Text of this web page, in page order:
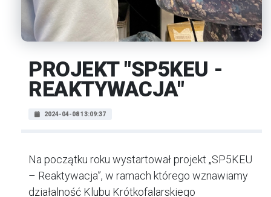
PROJEKT "SP5KEU -
REAKTYWACJA"
2024-04-08 13:09:37
Na początku roku wystartował projekt „SP5KEU
– Reaktywacja”, w ramach którego wznawiamy
działalność Klubu Krótkofalarskiego